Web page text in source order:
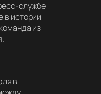
службе
в истории
из
в